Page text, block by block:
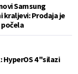
Samsung
kraljevi: Prodaja je
4 "silazi